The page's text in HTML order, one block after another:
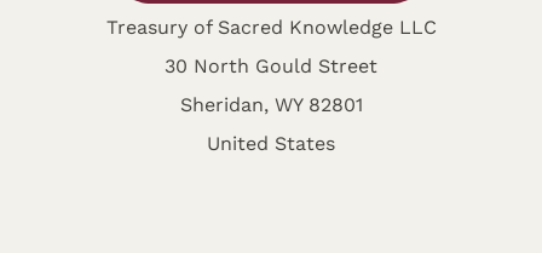
Treasury of Sacred Knowledge LLC
30 North Gould Street
Sheridan, WY 82801
United States